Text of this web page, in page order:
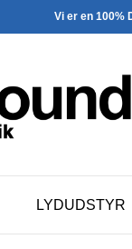
Vi er en 100%
LYDUDSTYR